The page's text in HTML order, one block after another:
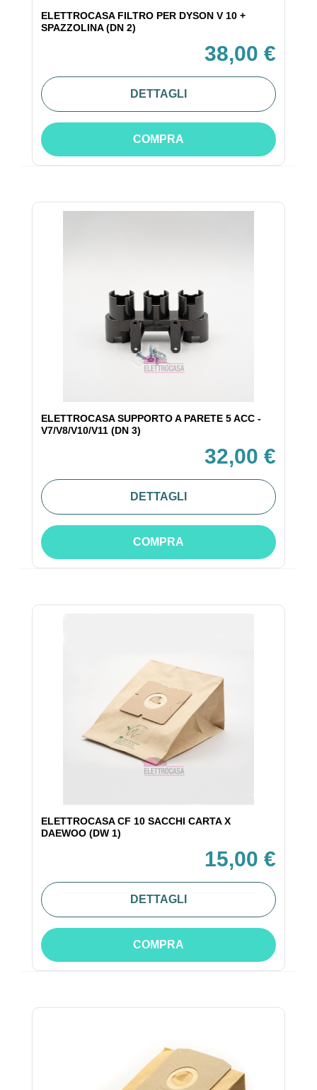
ELETTROCASA FILTRO PER DYSON V 10 +
SPAZZOLINA (DN 2)
38,00 €
DETTAGLI
COMPRA
ELETTROCASA SUPPORTO A PARETE 5 ACC -
V7/V8/V10/V11 (DN 3)
32,00 €
DETTAGLI
COMPRA
ELETTROCASA CF 10 SACCHI CARTA X
DAEWOO (DW 1)
15,00 €
DETTAGLI
COMPRA